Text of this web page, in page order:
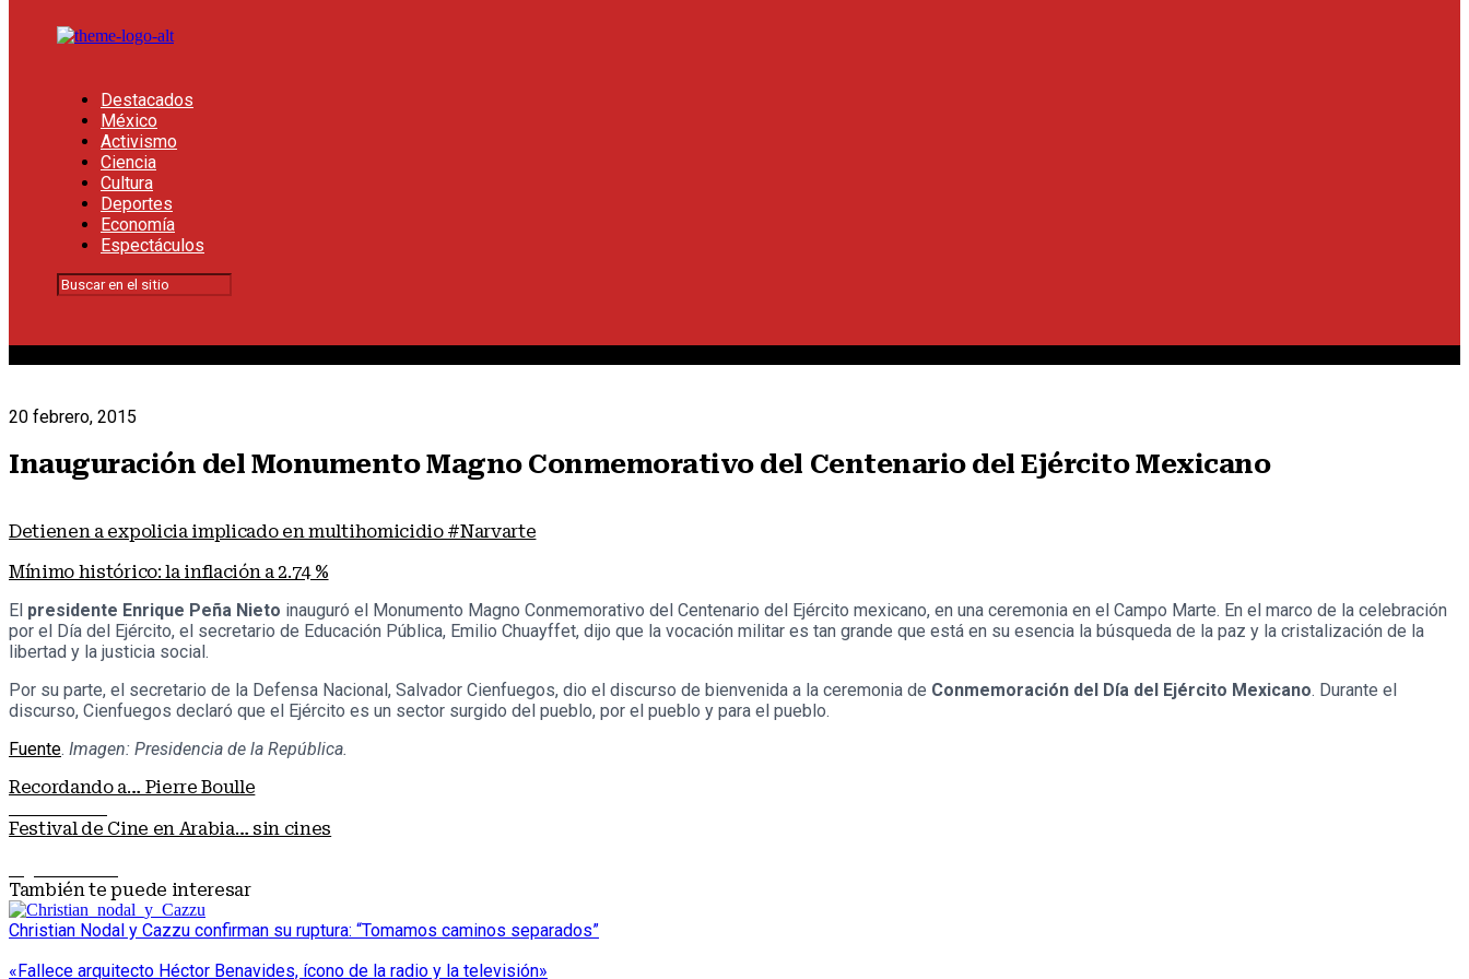
Destacados
México
Activismo
Ciencia
Cultura
Deportes
Economía
Espectáculos
20 febrero, 2015
Inauguración del Monumento Magno Conmemorativo del Centenario del Ejército Mexicano
Detienen a expolicia implicado en multihomicidio #Narvarte
Mínimo histórico: la inflación a 2.74 %
El presidente Enrique Peña Nieto inauguró el Monumento Magno Conmemorativo del Centenario del Ejército mexicano, en una ceremonia en el Campo Marte. En el marco de la celebración
por el Día del Ejército, el secretario de Educación Pública, Emilio Chuayffet, dijo que la vocación militar es tan grande que está en su esencia la búsqueda de la paz y la cristalización de la
libertad y la justicia social.
Por su parte, el secretario de la Defensa Nacional, Salvador Cienfuegos, dio el discurso de bienvenida a la ceremonia de Conmemoración del Día del Ejército Mexicano. Durante el
discurso, Cienfuegos declaró que el Ejército es un sector surgido del pueblo, por el pueblo y para el pueblo.
Fuente. Imagen: Presidencia de la República.
Recordando a… Pierre Boulle
Festival de Cine en Arabia… sin cines
También te puede interesar
Christian Nodal y Cazzu confirman su ruptura: “Tomamos caminos separados”
«Fallece arquitecto Héctor Benavides, ícono de la radio y la televisión»